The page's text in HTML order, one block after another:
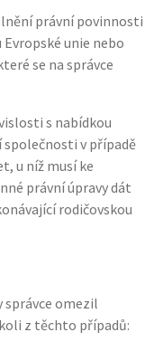
právní povinnosti
unie nebo
se na správce
s nabídkou
v případě
u níž musí ke
právní úpravy dát
rodičovskou
správce omezil
z těchto případů: